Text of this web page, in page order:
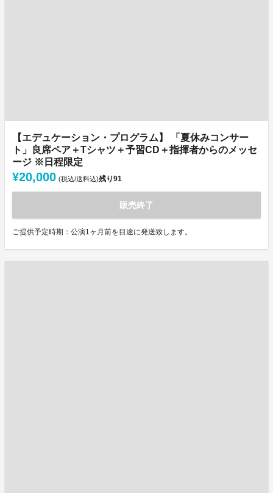
【エデュケーション・プログラム】 「夏休みコンサー
ト」良席ペア＋Tシャツ＋予習CD＋指揮者からのメッセ
ージ ※日程限定
¥20,000 (税込/送料込)残り91
販売終了
ご提供予定時期：公演1ヶ月前を目途に発送致します。